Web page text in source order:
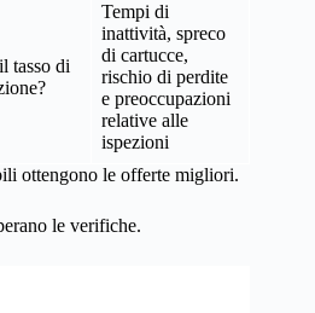
tasso di
Tempi di
inattività, spreco
di cartucce,
rischio di perdite
e preoccupazioni
relative alle
ispezioni
ottengono le offerte migliori.
le verifiche.